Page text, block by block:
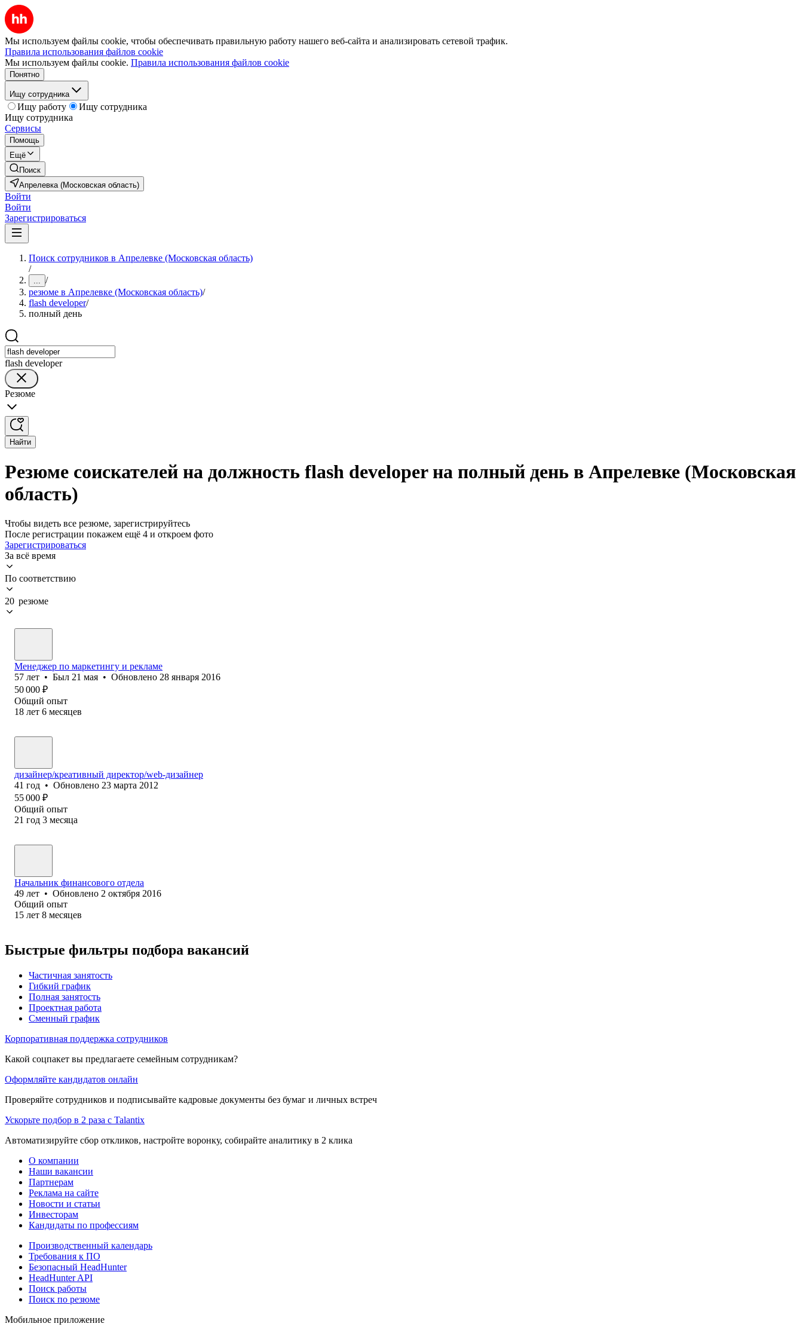
Мы используем файлы cookie, чтобы обеспечивать правильную работу нашего веб-сайта и анализировать сетевой трафик.
Правила использования файлов cookie
Мы используем файлы cookie. Правила использования файлов cookie
Понятно
Ищу сотрудника
Ищу работу
Ищу сотрудника
Ищу сотрудника
Сервисы
Помощь
Ещё
Поиск
Апрелевка (Московская область)
Войти
Войти
Зарегистрироваться
Поиск сотрудников в Апрелевке (Московская область)
/
... /
резюме в Апрелевке (Московская область)/
flash developer/
полный день
flash developer
Резюме
Найти
Резюме соискателей на должность flash developer на полный день в Апрелевке (Московская
область)
Чтобы видеть все резюме, зарегистрируйтесь
После регистрации покажем ещё 4 и откроем фото
Зарегистрироваться
За всё время
По соответствию
20 резюме
Менеджер по маркетингу и рекламе
57 лет • Был 21 мая • Обновлено 28 января 2016
50 000 ₽
Общий опыт
18 лет 6 месяцев
дизайнер/креативный директор/web-дизайнер
41 год • Обновлено 23 марта 2012
55 000 ₽
Общий опыт
21 год 3 месяца
Начальник финансового отдела
49 лет • Обновлено 2 октября 2016
Общий опыт
15 лет 8 месяцев
Быстрые фильтры подбора вакансий
Частичная занятость
Гибкий график
Полная занятость
Проектная работа
Сменный график
Корпоративная поддержка сотрудников
Какой соцпакет вы предлагаете семейным сотрудникам?
Оформляйте кандидатов онлайн
Проверяйте сотрудников и подписывайте кадровые документы без бумаг и личных встреч
Ускорьте подбор в 2 раза с Talantix
Автоматизируйте сбор откликов, настройте воронку, собирайте аналитику в 2 клика
О компании
Наши вакансии
Партнерам
Реклама на сайте
Новости и статьи
Инвесторам
Кандидаты по профессиям
Производственный календарь
Требования к ПО
Безопасный HeadHunter
HeadHunter API
Поиск работы
Поиск по резюме
Мобильное приложение